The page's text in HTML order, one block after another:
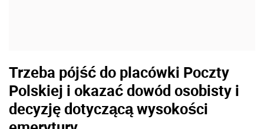
Trzeba pójść do placówki Poczty
Polskiej i okazać dowód osobisty i
decyzję dotyczącą wysokości